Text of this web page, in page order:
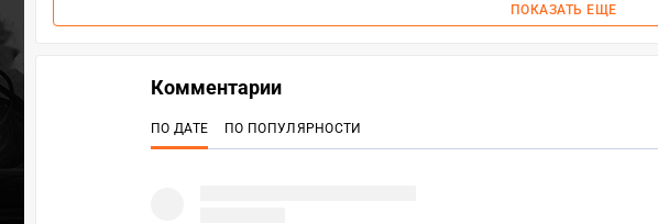
ПОКАЗАТЬ ЕЩЕ
Комментарии
ПО ДАТЕ ПО ПОПУЛЯРНОСТИ